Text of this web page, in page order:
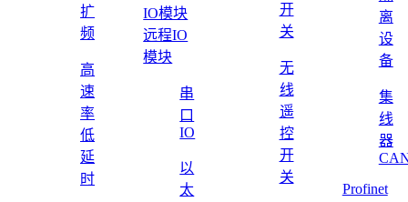
扩
频
高
速
率
低
延
时
远程IO
模块
串
口
IO
以
太
开
关
无
线
遥
控
开
关
离
设
备
集
线
器
Profinet